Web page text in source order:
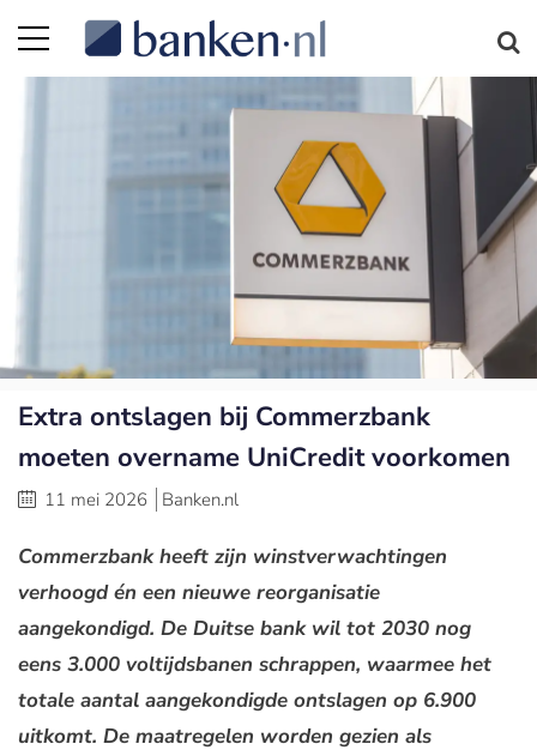
Extra ontslagen bij Commerzbank
moeten overname UniCredit voorkomen
11 mei 2026 Banken.nl
Commerzbank heeft zijn winstverwachtingen
verhoogd én een nieuwe reorganisatie
aangekondigd. De Duitse bank wil tot 2030 nog
eens 3.000 voltijdsbanen schrappen, waarmee het
totale aantal aangekondigde ontslagen op 6.900
uitkomt. De maatregelen worden gezien als